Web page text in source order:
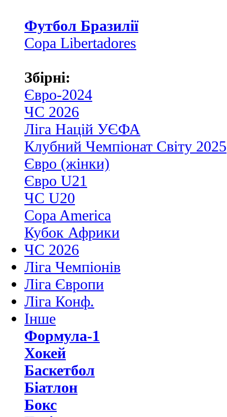
Футбол Бразилії
Copa Libertadores
Збірні:
Євро-2024
ЧС 2026
Ліга Націй УЄФА
Клубний Чемпіонат Світу 2025
Євро (жінки)
Євро U21
ЧС U20
Copa America
Кубок Африки
ЧС 2026
Ліга Чемпіонів
Ліга Європи
Ліга Конф.
Інше
Формула-1
Хокей
Баскетбол
Біатлон
Бокс